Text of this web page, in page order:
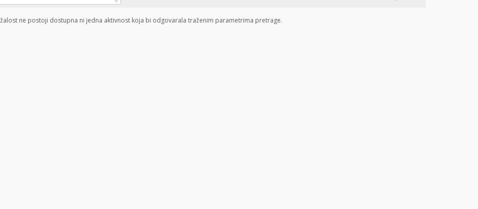
ne postoji dostupna ni jedna aktivnost koja bi odgovarala traženim parametrima pretrage.